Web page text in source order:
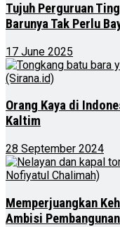
Tujuh Perguruan
Barunya Tak Perlu
17 June 2025
Orang Kaya di
Kaltim
28 September 2024
Memperjuangkan
Ambisi